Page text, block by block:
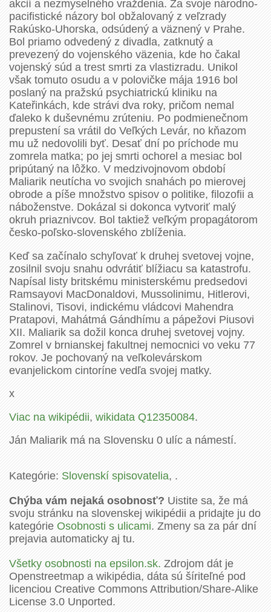
akcií a nezmyselného vraždenia. Za svoje národno-
pacifistické názory bol obžalovaný z veľzrady
Rakúsko-Uhorska, odsúdený a väznený v Prahe.
Bol priamo odvedený z divadla, zatknutý a
prevezený do vojenského väzenia, kde ho čakal
vojenský súd a trest smrti za vlastizradu. Unikol
však tomuto osudu a v polovičke mája 1916 bol
poslaný na pražskú psychiatrickú kliniku na
Kateřinkách, kde strávi dva roky, pričom nemal
ďaleko k duševnému zrúteniu. Po podmienečnom
prepustení sa vrátil do Veľkých Levár, no kňazom
mu už nedovolili byť. Desať dní po príchode mu
zomrela matka; po jej smrti ochorel a mesiac bol
pripútaný na lôžko. V medzivojnovom období
Maliarik neutícha vo svojich snahách po mierovej
obrode a píše množstvo spisov o politike, filozofii a
náboženstve. Dokázal si dokonca vytvoriť malý
okruh priaznivcov. Bol taktiež veľkým propagátorom
česko-poľsko-slovenského zblíženia.
Keď sa začínalo schyľovať k druhej svetovej vojne,
zosilnil svoju snahu odvrátiť blížiacu sa katastrofu.
Napísal listy britskému ministerskému predsedovi
Ramsayovi MacDonaldovi, Mussolinimu, Hitlerovi,
Stalinovi, Tisovi, indickému vládcovi Mahendra
Pratapovi, Mahátmá Gándhímu a pápežovi Piusovi
XII. Maliarik sa dožil konca druhej svetovej vojny.
Zomrel v brnianskej fakultnej nemocnici vo veku 77
rokov. Je pochovaný na veľkolevárskom
evanjelickom cintoríne vedľa svojej matky.
x
Viac na wikipédii,wikidata Q12350084.
Ján Maliarik má na Slovensku 0 ulíc a námestí.
Kategórie:Slovenskí spisovatelia, .
Chýba vám nejaká osobnosť?Uistite sa, že má
svoju stránku na slovenskej wikipédii a pridajte ju do
kategórieOsobnosti s ulicami. Zmeny sa za pár dní
prejavia automaticky aj tu.
Všetky osobnosti na epsilon.sk.Zdrojom dát je
Openstreetmap a wikipédia, dáta sú šíriteľné pod
licenciou Creative Commons Attribution/Share-Alike
License 3.0 Unported.